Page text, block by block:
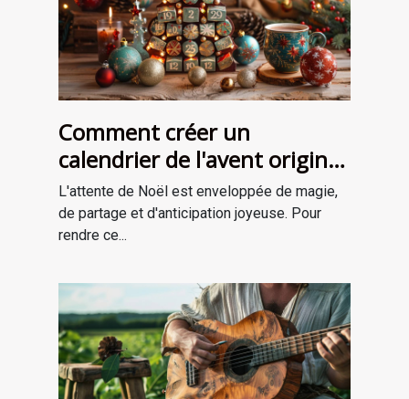
Comment créer un
calendrier de l'avent original
pour attendre Noël
L'attente de Noël est enveloppée de magie,
de partage et d'anticipation joyeuse. Pour
rendre ce...